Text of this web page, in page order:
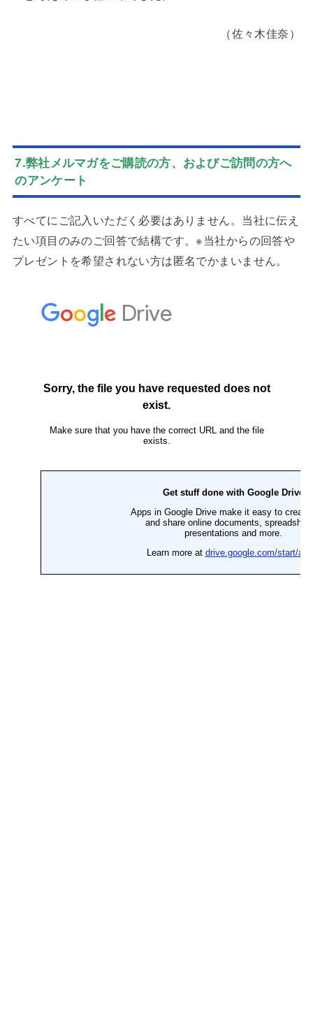
（佐々木佳奈）
7.弊社メルマガをご購読の方、およびご訪問の方へ
のアンケート
すべてにご記入いただく必要はありません。当社に伝え
たい項目のみのご回答で結構です。※当社からの回答や
プレゼントを希望されない方は匿名でかまいません。